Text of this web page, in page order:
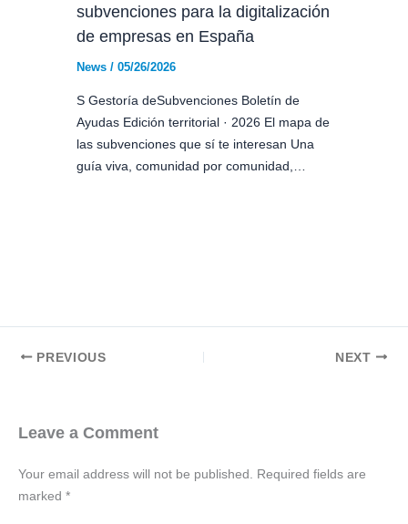
subvenciones para la digitalización
de empresas en España
News / 05/26/2026
S Gestoría deSubvenciones Boletín de
Ayudas Edición territorial · 2026 El mapa de
las subvenciones que sí te interesan Una
guía viva, comunidad por comunidad,…
PREVIOUS NEXT
Leave a Comment
Your email address will not be published.
Required fields are
marked *